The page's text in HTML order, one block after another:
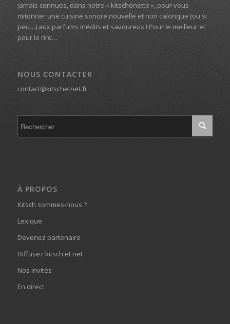
jamais connues, dans notre « kitschenette », pour vous
mitonner une cuisine sonore nouvelle et non calorique (ou si
peu…) aux parfums inédits et savoureux ! Pour le meilleur et
pour le rire…
NOUS CONTACTER
contact@kitschetnet.fr
À PROPOS
Kitsch sommes-nous ?
Lexique
Devenez partenaire
Diffusez kitsch et net
Nos invités
En direct